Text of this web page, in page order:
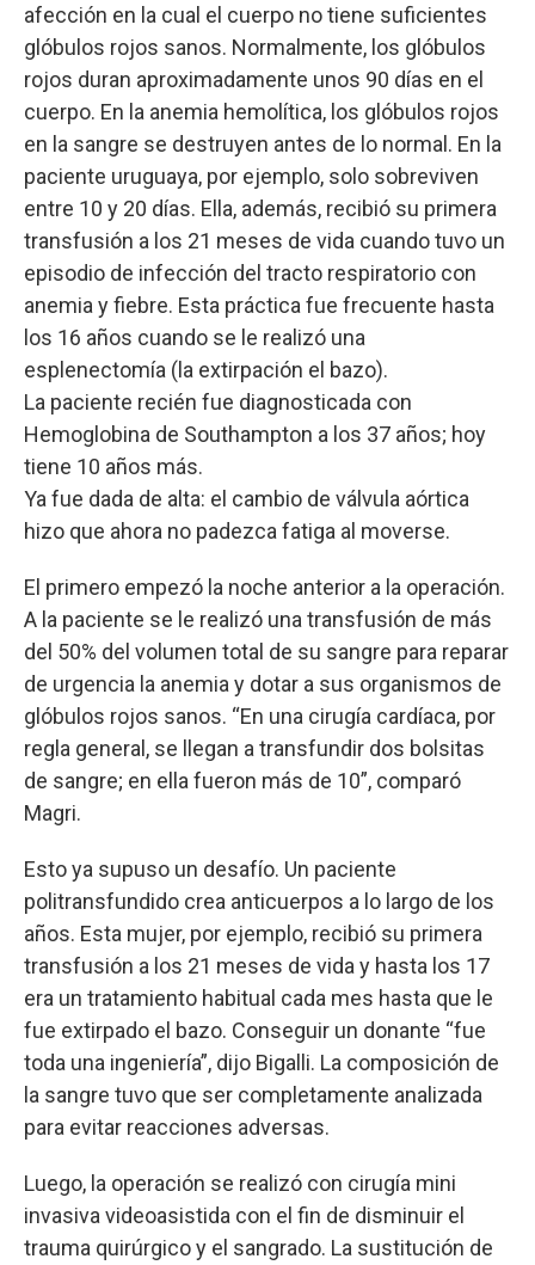
afección en la cual el cuerpo no tiene suficientes
glóbulos rojos sanos. Normalmente, los glóbulos
rojos duran aproximadamente unos 90 días en el
cuerpo. En la anemia hemolítica, los glóbulos rojos
en la sangre se destruyen antes de lo normal. En la
paciente uruguaya, por ejemplo, solo sobreviven
entre 10 y 20 días. Ella, además, recibió su primera
transfusión a los 21 meses de vida cuando tuvo un
episodio de infección del tracto respiratorio con
anemia y fiebre. Esta práctica fue frecuente hasta
los 16 años cuando se le realizó una
esplenectomía (la extirpación el bazo).
La paciente recién fue diagnosticada con
Hemoglobina de Southampton a los 37 años; hoy
tiene 10 años más.
Ya fue dada de alta: el cambio de válvula aórtica
hizo que ahora no padezca fatiga al moverse.
El primero empezó la noche anterior a la operación.
A la paciente se le realizó una transfusión de más
del 50% del volumen total de su sangre para reparar
de urgencia la anemia y dotar a sus organismos de
glóbulos rojos sanos. “En una cirugía cardíaca, por
regla general, se llegan a transfundir dos bolsitas
de sangre; en ella fueron más de 10”, comparó
Magri.
Esto ya supuso un desafío. Un paciente
politransfundido crea anticuerpos a lo largo de los
años. Esta mujer, por ejemplo, recibió su primera
transfusión a los 21 meses de vida y hasta los 17
era un tratamiento habitual cada mes hasta que le
fue extirpado el bazo. Conseguir un donante “fue
toda una ingeniería”, dijo Bigalli. La composición de
la sangre tuvo que ser completamente analizada
para evitar reacciones adversas.
Luego, la operación se realizó con cirugía mini
invasiva videoasistida con el fin de disminuir el
trauma quirúrgico y el sangrado. La sustitución de